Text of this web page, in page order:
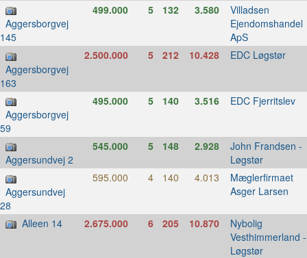
Aggersborgvej
145
499.000 5 132 3.580 Villadsen
Ejendomshandel
ApS
Aggersborgvej
163
2.500.000 5 212 10.428 EDC Løgstør
Aggersborgvej
59
495.000 5 140 3.516 EDC Fjerritslev
Aggersundvej 2
545.000 5 148 2.928 John Frandsen -
Løgstør
Aggersundvej
28
595.000 4 140 4.013 Mæglerfirmaet
Asger Larsen
Alleen 14 2.675.000 6 205 10.870 Nybolig
Vesthimmerland -
Løgstør